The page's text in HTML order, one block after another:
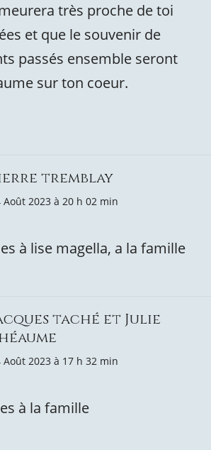
très proche de toi
et que le souvenir de
passés ensemble seront
sur ton coeur.
tremblay
Août 2023 à 20 h 02 min
à lise magella, a la famille
taché et Julie
Août 2023 à 17 h 32 min
à la famille